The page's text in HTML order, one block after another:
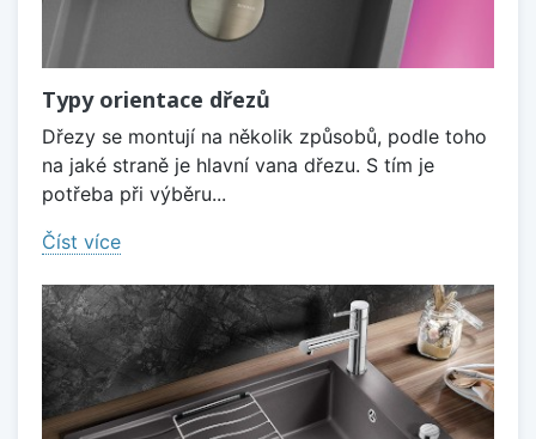
Typy orientace dřezů
Dřezy se montují na několik způsobů, podle toho
na jaké straně je hlavní vana dřezu. S tím je
potřeba při výběru...
Číst více